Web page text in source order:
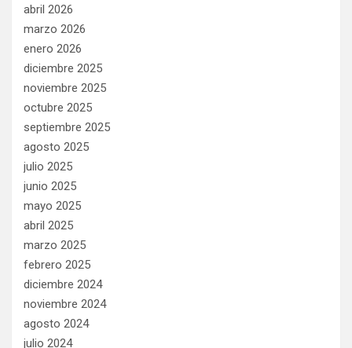
abril 2026
marzo 2026
enero 2026
diciembre 2025
noviembre 2025
octubre 2025
septiembre 2025
agosto 2025
julio 2025
junio 2025
mayo 2025
abril 2025
marzo 2025
febrero 2025
diciembre 2024
noviembre 2024
agosto 2024
julio 2024